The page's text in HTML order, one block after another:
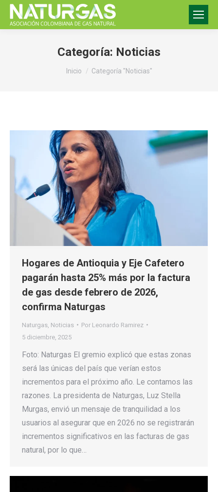
Categoría: Noticias
Estás aquí:
Inicio Categoría "Noticias"
Hogares de Antioquia y Eje Cafetero
pagarán hasta 25% más por la factura
de gas desde febrero de 2026,
confirma Naturgas
Naturgas Noticias Por Leonardo Ramirez
5 diciembre, 2025
Foto: Naturgas El gremio explicó que estas zonas
será las únicas del país que verían estos
incrementos para el próximo año. Le contamos las
razones. La presidenta de Naturgas, Luz Stella
Murgas, envió un mensaje de tranquilidad a los
usuarios al asegurar que en 2026 no se registrarán
incrementos significativos en las facturas de gas
natural, por lo que…